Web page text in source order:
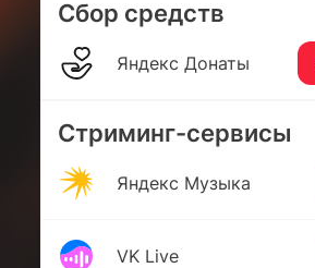
Стриминг-сервисы
Яндекс Музыка
VK Live
Сбор средств
Яндекс Донаты